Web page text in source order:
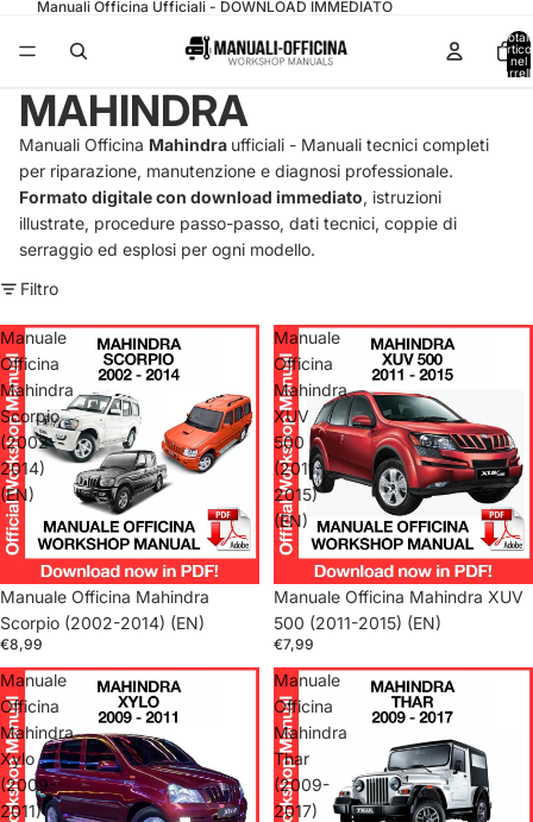
Manuali Officina Ufficiali - DOWNLOAD IMMEDIATO
nel
MAHINDRA
Manuali Officina Mahindra ufficiali - Manuali tecnici completi
per riparazione, manutenzione e diagnosi professionale.
Formato digitale con download immediato, istruzioni
illustrate, procedure passo-passo, dati tecnici, coppie di
serraggio ed esplosi per ogni modello.
Filtro
Manuale
Officina
Mahindra
Scorpio
(2002-
2014)
(EN)
Manuale Officina Mahindra
Scorpio (2002-2014) (EN)
€8,99
Manuale
Officina
Mahindra
XUV
500
(2011-
2015)
(EN)
Manuale Officina Mahindra XUV
500 (2011-2015) (EN)
€7,99
Manuale
Officina
Mahindra
Xylo
(2009-
2011)
Manuale
Officina
Mahindra
Thar
(2009-
2017)